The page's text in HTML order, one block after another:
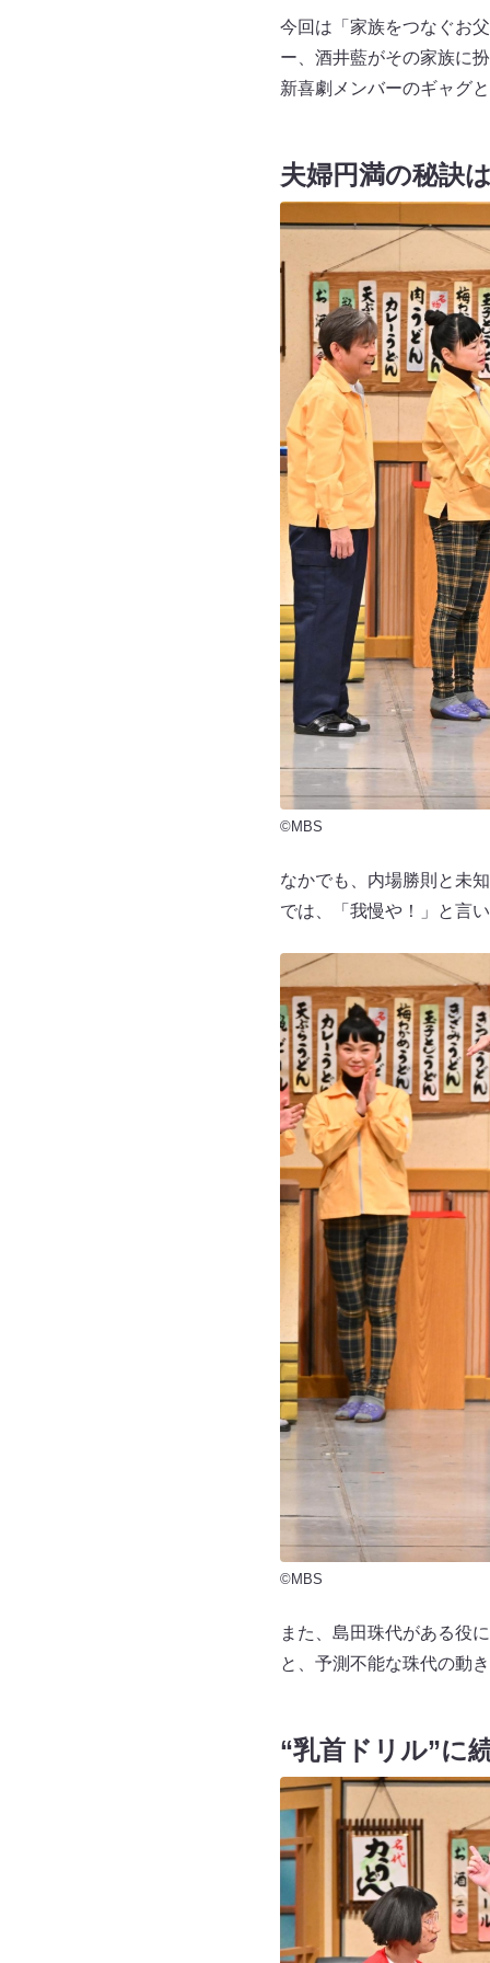
今回は「家族をつなぐお
ー、酒井藍がその家族に
新喜劇メンバーのギャグ
夫婦円満の秘訣
©MBS
なかでも、内場勝則と未
では、「我慢や！」と言
©MBS
また、島田珠代がある役
と、予測不能な珠代の動
“乳首ドリル”に